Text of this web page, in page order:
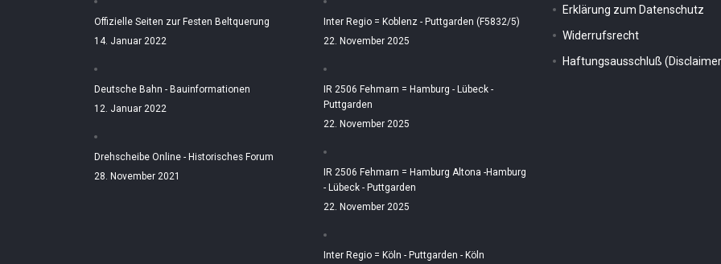
Offizielle Seiten zur Festen Beltquerung
14. Januar 2022
Deutsche Bahn - Bauinformationen
12. Januar 2022
Drehscheibe Online - Historisches Forum
28. November 2021
Inter Regio = Koblenz - Puttgarden (F5832/5)
22. November 2025
IR 2506 Fehmarn = Hamburg - Lübeck -
Puttgarden
22. November 2025
IR 2506 Fehmarn = Hamburg Altona -Hamburg
- Lübeck - Puttgarden
22. November 2025
Inter Regio = Köln - Puttgarden - Köln
Erklärung zum Datenschutz
Widerrufsrecht
Haftungsausschluß